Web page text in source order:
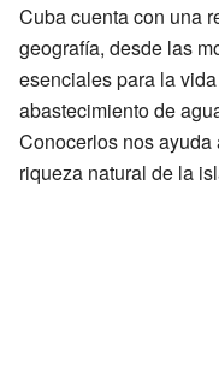
Cuba cuenta con una
geografía, desde las
esenciales para la
abastecimiento de
Conocerlos nos
riqueza natural de la